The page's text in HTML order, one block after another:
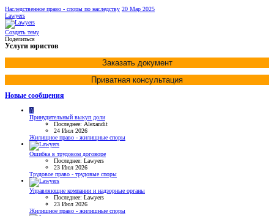
Наследственное право - споры по наследству 20 Мар 2025
Lawyers
Создать тему
Поделиться
Услуги юристов
Заказать документ
Приватная консультация
Новые сообщения
A
Принудительный выкуп доли
Последнее: Alexandit
24 Июл 2026
Жилищное право - жилищные споры
Ошибка в трудовом договоре
Последнее: Lawyers
23 Июл 2026
Трудовое право - трудовые споры
Управляющие компании и надзорные органы
Последнее: Lawyers
23 Июл 2026
Жилищное право - жилищные споры